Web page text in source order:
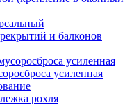
и балконов
усиленная
усиленная
рохля